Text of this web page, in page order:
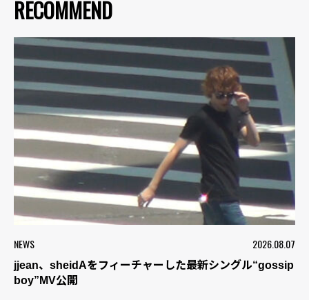
RECOMMEND
NEWS 2026.08.07
jjean、sheidAをフィーチャーした最新シングル“gossip
boy”MV公開